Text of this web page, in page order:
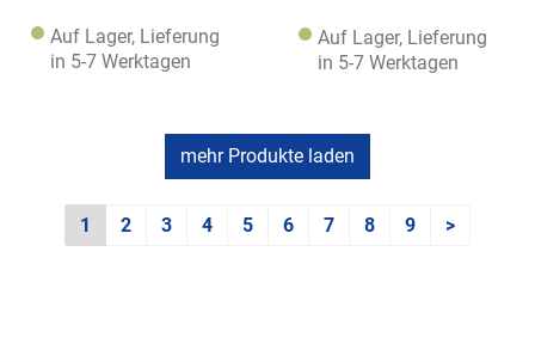
Auf Lager, Lieferung
in 5-7 Werktagen
Auf Lager, Lieferung
in 5-7 Werktagen
mehr Produkte laden
1 2 3 4 5 6 7 8 9 >